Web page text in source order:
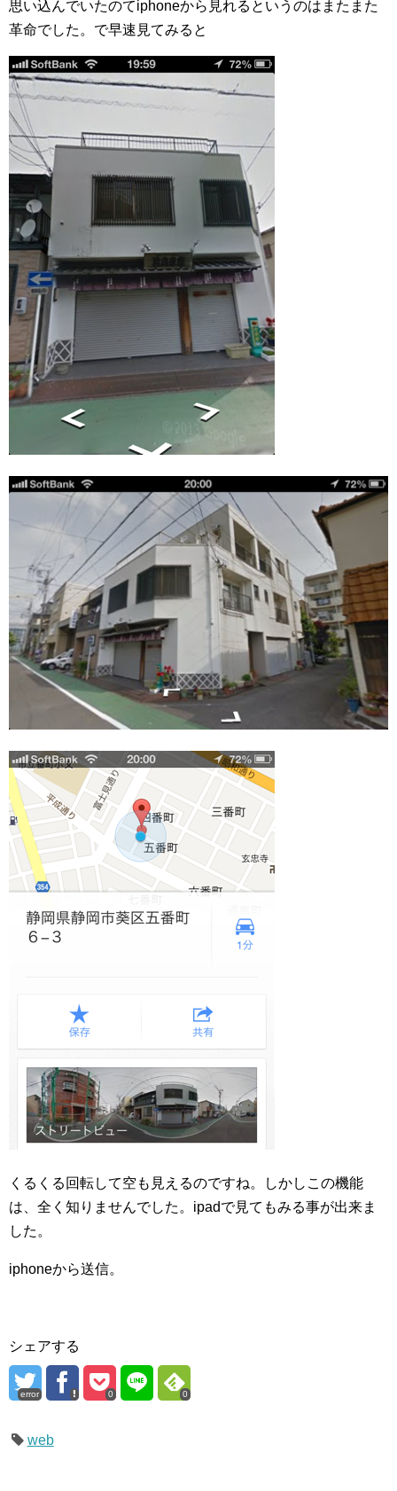
思い込んでいたのてiphoneから見れるというのはまたまた
革命でした。で早速見てみると
くるくる回転して空も見えるのですね。しかしこの機能
は、全く知りませんでした。ipadで見てもみる事が出来ま
した。
iphoneから送信。
シェアする
error 0 0
web